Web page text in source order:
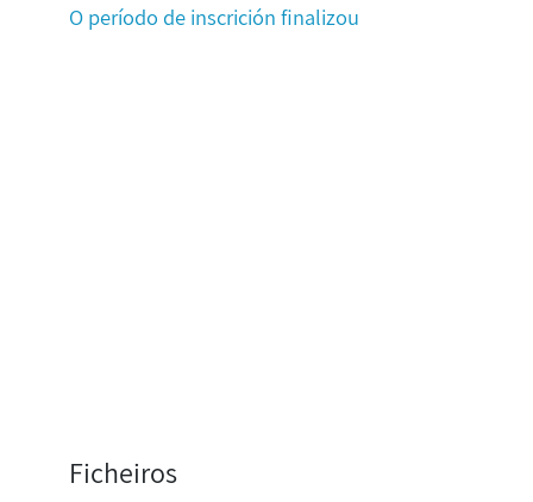
O período de inscrición finalizou
Ficheiros